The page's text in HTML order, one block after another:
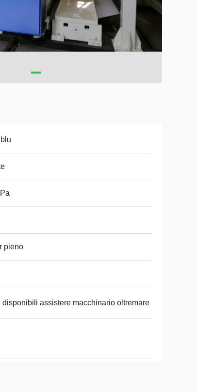
pieno
disponibili assistere macchinario oltremare